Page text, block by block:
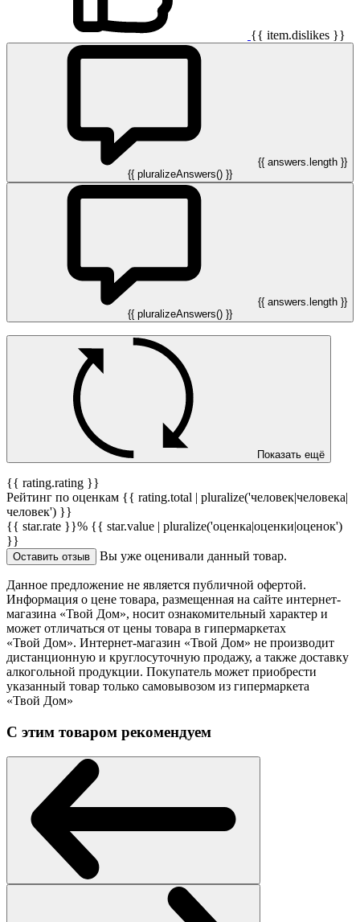
{{ item.dislikes }}
{{ answers.length }}
{{ pluralizeAnswers() }}
{{ answers.length }}
{{ pluralizeAnswers() }}
Показать ещё
{{ rating.rating }}
Рейтинг по оценкам {{ rating.total | pluralize('человек|человека|
человек') }}
{{ star.rate }}% {{ star.value | pluralize('оценка|оценки|оценок')
}}
Оставить отзыв Вы уже оценивали данный товар.
Данное предложение не является публичной офертой.
Информация о цене товара, размещенная на сайте интернет-
магазина «Твой Дом», носит ознакомительный характер и
может отличаться от цены товара в гипермаркетах
«Твой Дом». Интернет-магазин «Твой Дом» не производит
дистанционную и круглосуточную продажу, а также доставку
алкогольной продукции. Покупатель может приобрести
указанный товар только самовывозом из гипермаркета
«Твой Дом»
С этим товаром рекомендуем